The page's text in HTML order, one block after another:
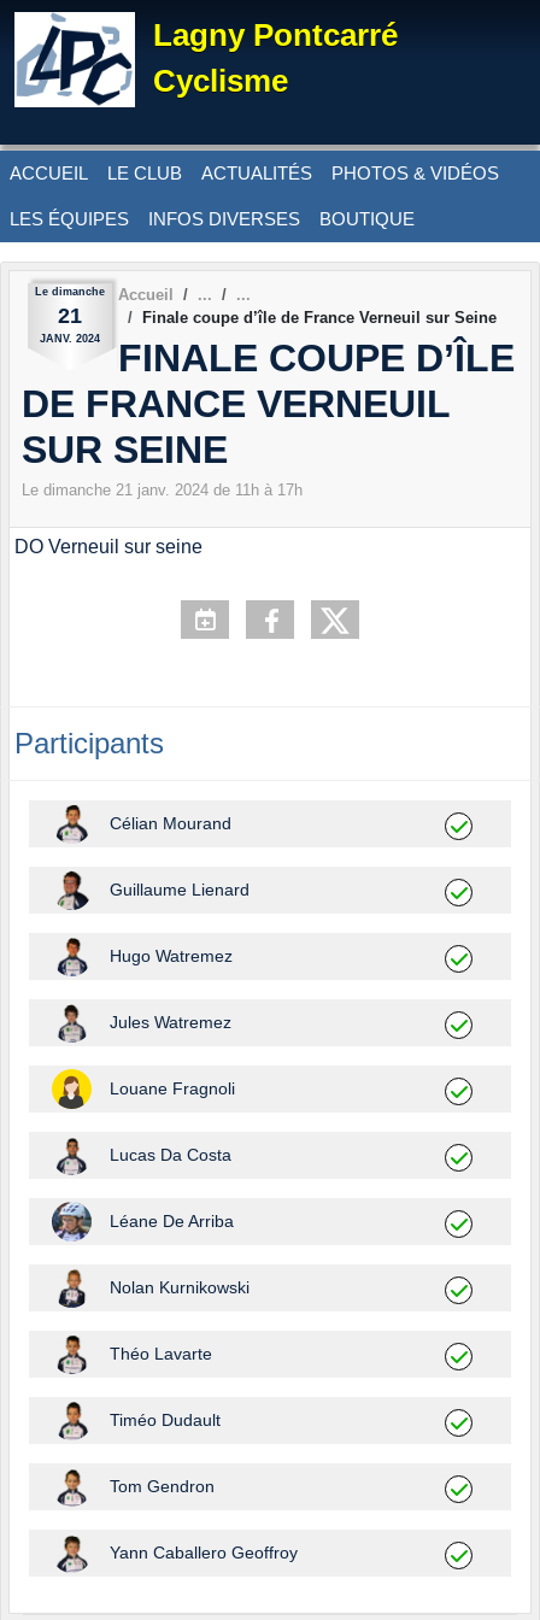
Lagny Pontcarré
Cyclisme
ACCUEIL LE CLUB ACTUALITÉS PHOTOS & VIDÉOS
LES ÉQUIPES INFOS DIVERSES BOUTIQUE
Le dimanche
21
JANV. 2024
Accueil
Finale coupe d’île de France Verneuil sur Seine
FINALE COUPE D’ÎLE
DE FRANCE VERNEUIL
SUR SEINE
Le dimanche 21 janv. 2024 de 11h à 17h
DO Verneuil sur seine
Participants
Célian Mourand
Guillaume Lienard
Hugo Watremez
Jules Watremez
Louane Fragnoli
Lucas Da Costa
Léane De Arriba
Nolan Kurnikowski
Théo Lavarte
Timéo Dudault
Tom Gendron
Yann Caballero Geoffroy
Panneau de gestion des cookies